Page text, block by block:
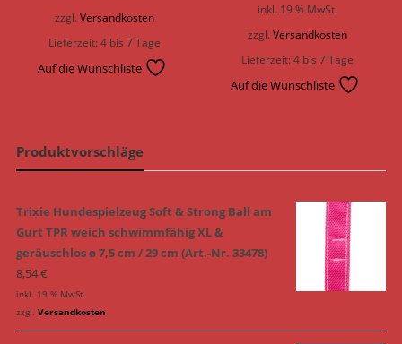
zzgl.Versandkosten
Lieferzeit:4 bis 7 Tage
Auf die Wunschliste
inkl. 19 % MwSt.
zzgl. Versandkosten
Lieferzeit:4 bis 7 Tage
Auf die Wunschliste
Produktvorschläge
Trixie Hundespielzeug Soft & Strong Ball am
Gurt TPR weich schwimmfähig XL &
geräuschlos ø 7,5 cm / 29 cm (Art.-Nr. 33478)
8,54€
inkl. 19 % MwSt.
zzgl. Versandkosten